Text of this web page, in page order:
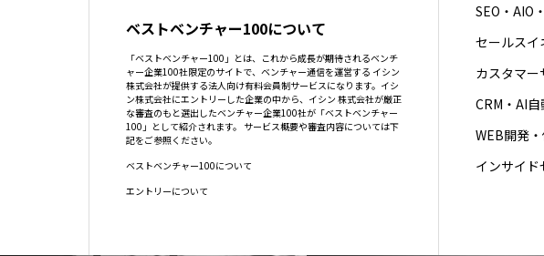
ベストベンチャー100について
「ベストベンチャー100」とは、これから成長が期待されるベンチ
ャー企業100社限定のサイトで、ベンチャー通信を運営する イシン
株式会社が提供する法人向け有料会員制サービスになります。イシ
ン株式会社にエントリーした企業の中から、イシン 株式会社が厳正
な審査のもと選出したベンチャー企業100社が「ベストベンチャー
100」として紹介されます。 サービス概要や審査内容については下
記をご参照ください。
ベストベンチャー100について
エントリーについて
SEO・AIO
セールスイ
カスタマ
CRM・AI
WEB開発
インサイド